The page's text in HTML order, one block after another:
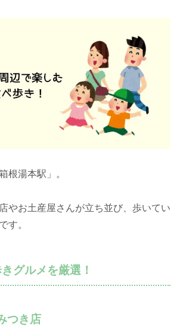
根湯本駅」。
やお土産屋さんが立ち並び、歩いてい
す。
グルメを厳選！
つき店